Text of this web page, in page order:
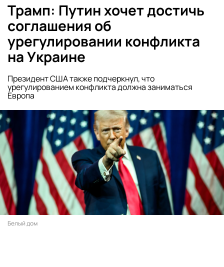
Трамп: Путин хочет достичь
соглашения об
урегулировании конфликта
на Украине
Президент США также подчеркнул, что
урегулированием конфликта должна заниматься
Европа
Белый дом